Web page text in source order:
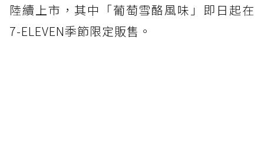
陸續上市，其中「葡萄雪酪風味」即日起在
7-ELEVEN季節限定販售。